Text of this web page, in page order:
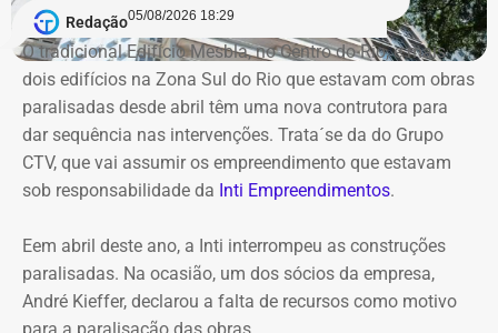
indicam que o instituto vinha sendo utilizado para
descentralizar recursos públicos por meio de
contratações com baixo nível de controle, aproveitando a
maior flexibilidade financeira conferida à natureza
jurídica da autarquia.
COM INFORMAÇÕES DO RJ2/TV GLOBO
Redação05/08/2026 18:29
O tradicional Edifício Mesbla, no Centro do Rio, e mais
dois edifícios na Zona Sul do Rio que estavam com obras
paralisadas desde abril têm uma nova contrutora para
dar sequência nas intervenções. Trata´se da do Grupo
CTV, que vai assumir os empreendimento que estavam
sob responsabilidade da Inti Empreendimentos.
Eem abril deste ano, a Inti interrompeu as construções
paralisadas. Na ocasião, um dos sócios da empresa,
André Kieffer, declarou a falta de recursos como motivo